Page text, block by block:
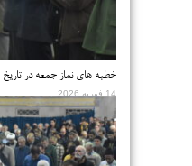
خطبه های نماز جمعه در تاریخ ۱۴۰۴/۱۱/۰۳
14 فوریه 2026